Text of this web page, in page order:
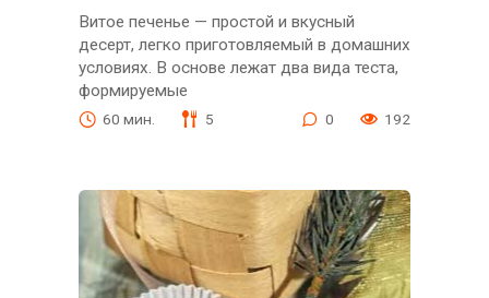
Витое печенье — простой и вкусный
десерт, легко приготовляемый в домашних
условиях. В основе лежат два вида теста,
формируемые
60 мин. 5 0 192